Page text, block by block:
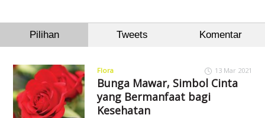
Pilihan Tweets Komentar
Flora 13 Mar 2021
Bunga Mawar, Simbol Cinta
yang Bermanfaat bagi
Kesehatan